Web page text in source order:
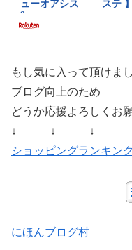
もし気に入って頂けま
ブログ向上のため
どうか応援よろしくお
↓ ↓ ↓
ショッピングランキン
にほんブログ村